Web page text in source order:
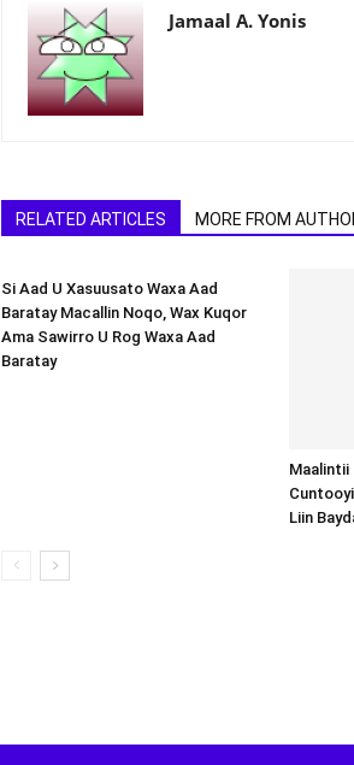
Jamaal A. Yonis
RELATED ARTICLES MORE FROM
Si Aad U Xasuusato Waxa Aad
Baratay Macallin Noqo, Wax Kuqor
Ama Sawirro U Rog Waxa Aad
Baratay
Maalintii
Liin